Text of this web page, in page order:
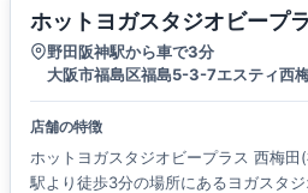
ホットヨガスタジオビープ
野田阪神駅から車で3分
大阪市福島区福島5-3-7エスティ西
店舗の特徴
ホットヨガスタジオビープラス 西梅
駅より徒歩3分の場所にあるヨガスタ